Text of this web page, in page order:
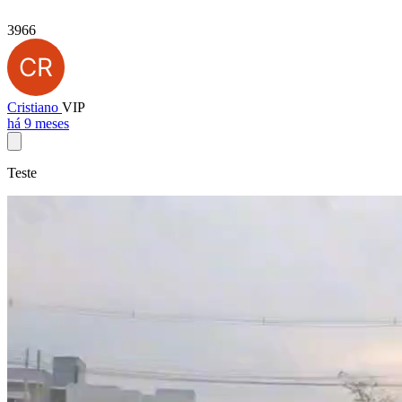
3966
Cristiano VIP
há 9 meses
Teste